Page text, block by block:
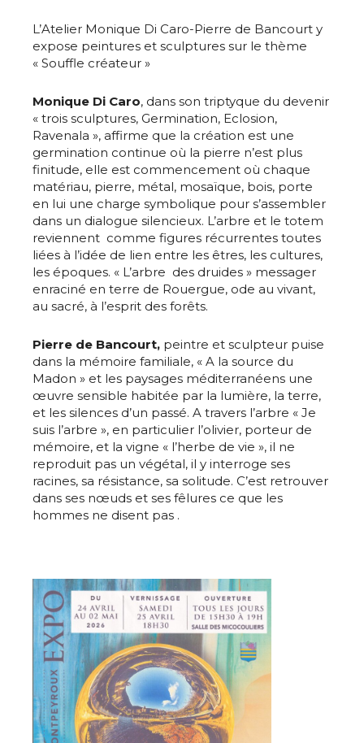
Adresse email*
L’Atelier Monique Di Caro-Pierre de Bancourt y
expose peintures et sculptures sur le thème
« Souffle créateur »
Monique Di Caro, dans son triptyque du devenir
« trois sculptures, Germination, Eclosion,
Ravenala », affirme que la création est une
germination continue où la pierre n’est plus
finitude, elle est commencement où chaque
matériau, pierre, métal, mosaïque, bois, porte
en lui une charge symbolique pour s’assembler
dans un dialogue silencieux. L’arbre et le totem
reviennent comme figures récurrentes toutes
liées à l’idée de lien entre les êtres, les cultures,
les époques. « L’arbre des druides » messager
enraciné en terre de Rouergue, ode au vivant,
au sacré, à l’esprit des forêts.
Pierre de Bancourt, peintre et sculpteur puise
dans la mémoire familiale, « A la source du
Madon » et les paysages méditerranéens une
œuvre sensible habitée par la lumière, la terre,
et les silences d’un passé. A travers l’arbre « Je
suis l’arbre », en particulier l’olivier, porteur de
mémoire, et la vigne « l’herbe de vie », il ne
reproduit pas un végétal, il y interroge ses
racines, sa résistance, sa solitude. C’est retrouver
dans ses nœuds et ses fêlures ce que les
hommes ne disent pas .